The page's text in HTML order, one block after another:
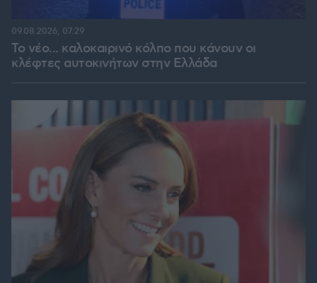
Το νέο... καλοκαιρινό κόλπο που κάνουν οι
κλέφτες αυτοκινήτων στην Ελλάδα
09.08.2026, 07:29